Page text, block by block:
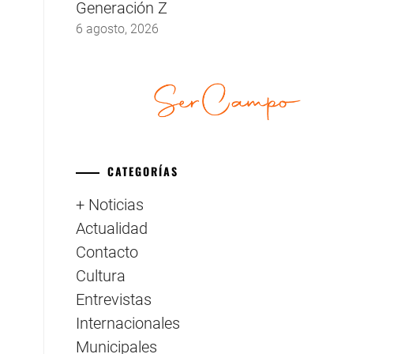
Generación Z
6 agosto, 2026
CATEGORÍAS
+ Noticias
Actualidad
Contacto
Cultura
Entrevistas
Internacionales
Municipales